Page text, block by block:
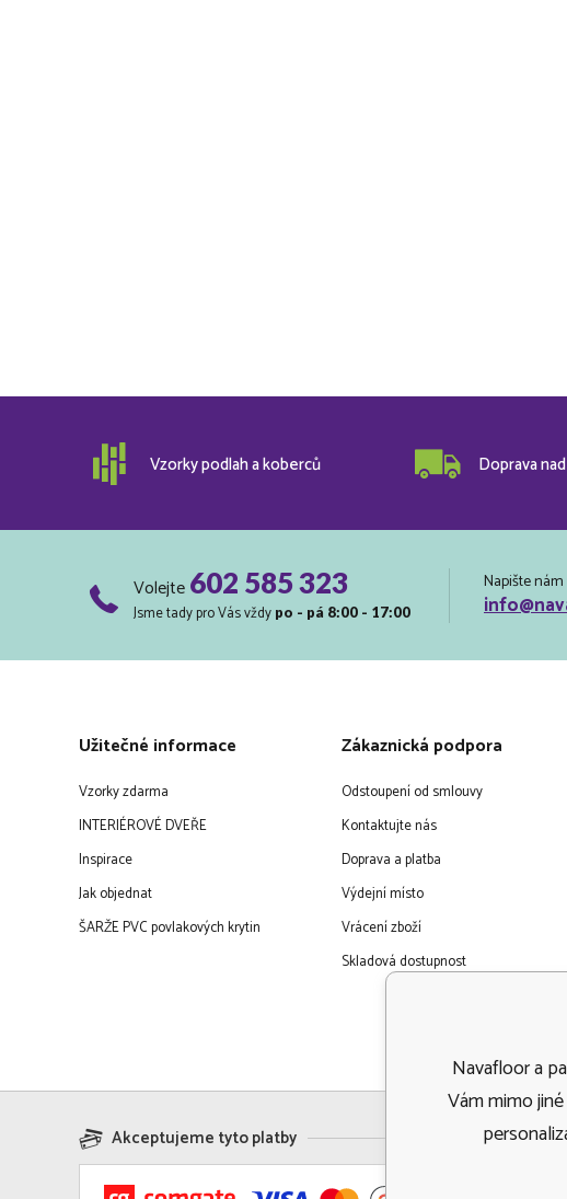
Vzorky podlah a koberců Doprava
Volejte602 585 323
Jsme tady pro Vás vždy po - pá 8:00 - 17:00
Napište
Užitečné informace
Vzorky zdarma
INTERIÉROVÉ DVEŘE
Inspirace
Jak objednat
ŠARŽE PVC povlakových krytin
Zákaznická podpora
Odstoupení od smlouvy
Kontaktujte nás
Doprava a platba
Výdejní místo
Vrácení zboží
Skladová dostupnost
Akceptujeme tyto platby
Navafloor a
Vám mimo